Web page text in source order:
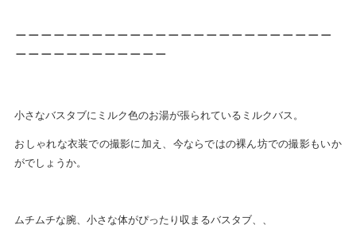
小さなバスタブにミルク色のお湯が張られているミルクバス。
おしゃれな衣装での撮影に加え、今ならではの裸ん坊での撮影もいか
がでしょうか。
ムチムチな腕、小さな体がぴったり収まるバスタブ、、